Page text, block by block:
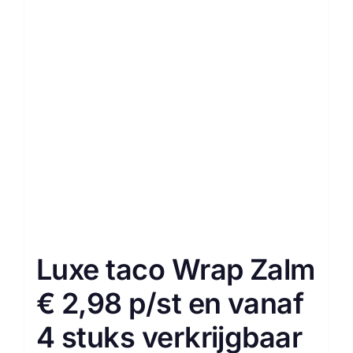
Luxe taco Wrap Zalm
€ 2,98 p/st en vanaf
4 stuks verkrijgbaar